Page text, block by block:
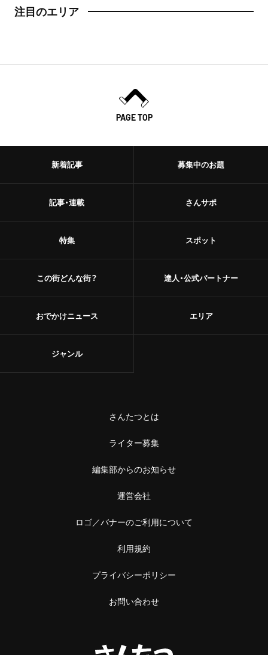
注目のエリア
PAGE TOP
新着記事
記事・連載
特集
この街どんな街？
おでかけニュース
募集中のお題
さんサポ
スポット
達人・公式パートナー
エリア
ジャンル
さんたつとは
ライター募集
編集部からのお知らせ
運営会社
ロゴ／バナーのご利用について
利用規約
プライバシーポリシー
お問い合わせ